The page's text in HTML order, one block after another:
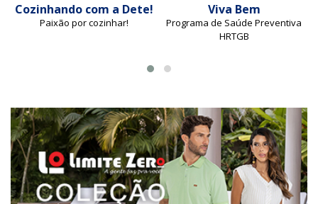
Cozinhando com a Dete!
Paixão por cozinhar!
Viva Bem
Programa de Saúde Preventiva
HRTGB